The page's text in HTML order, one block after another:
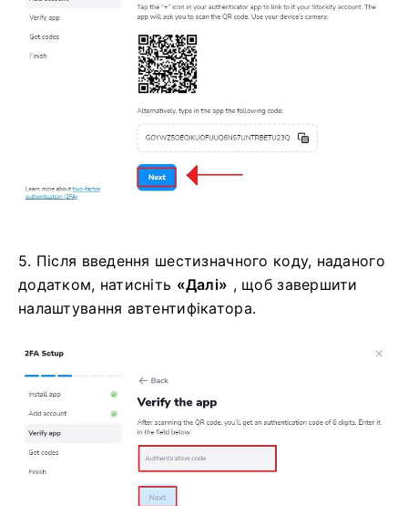
5. Після введення шестизначного коду, наданого
додатком, натисніть «Далі» , щоб завершити
налаштування автентифікатора.